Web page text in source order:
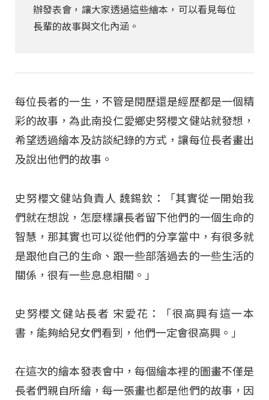
辦發表會，讓大家透過這些繪本，可以看見每位
長輩的故事與文化內涵。
每位長者的一生，不管是閱歷還是經歷都是一個精
彩的故事，為此南投仁愛鄉史努櫻文健站就發想，
希望透過繪本及訪談紀錄的方式，讓每位長者畫出
及說出他們的故事。
史努櫻文健站負責人 魏錫欽：「其實從一開始我
們就在想說，怎麼樣讓長者留下他們的一個生命的
智慧，那其實也可以從他們的分享當中，有很多就
是跟他自己的生命、跟一些部落過去的一些生活的
關係，很有一些息息相關。」
史努櫻文健站長者 宋愛花：「很高興有這一本
書，能夠給兒女們看到，他們一定會很高興。」
在這次的繪本發表會中，每個繪本裡的圖畫不僅是
長者們親自所繪，每一張畫也都是他們的故事，因